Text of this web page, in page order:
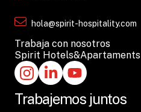
hola@spirit-hospitality.com
Trabaja con nosotros
Spirit Hotels&Apartaments
Trabajemos juntos